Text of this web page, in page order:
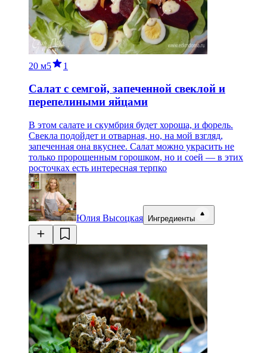
20 м5 1
Салат с семгой, запеченной свеклой и
перепелиными яйцами
В этом салате и скумбрия будет хороша, и форель.
Свекла подойдет и отварная, но, на мой взгляд,
запеченная она вкуснее. Салат можно украсить не
только пророщенным горошком, но и соей — в этих
росточках есть интересная терпко
Юлия Высоцкая Ингредиенты